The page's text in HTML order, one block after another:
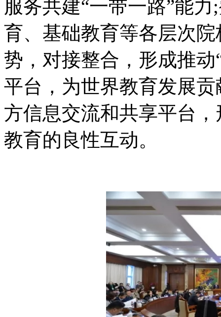
服务共建“一带一路”能
育、基础教育等各层次
势，对接整合，形成推
平台，为世界教育发展
方信息交流和共享平台
教育的良性互动。